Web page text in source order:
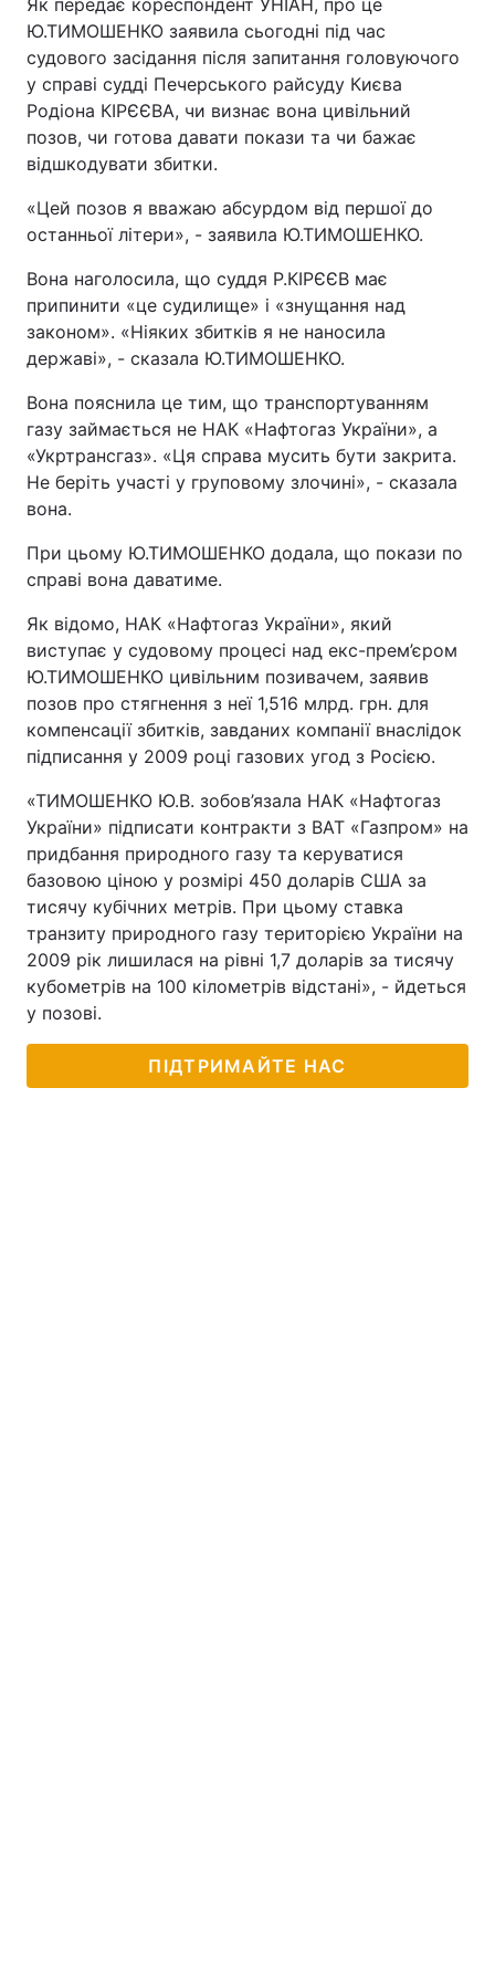
Як передає кореспондент УНІАН, про це
Ю.ТИМОШЕНКО заявила сьогодні під час
судового засідання після запитання головуючого
у справі судді Печерського райсуду Києва
Родіона КІРЄЄВА, чи визнає вона цивільний
позов, чи готова давати покази та чи бажає
відшкодувати збитки.
«Цей позов я вважаю абсурдом від першої до
останньої літери», - заявила Ю.ТИМОШЕНКО.
Вона наголосила, що суддя Р.КІРЄЄВ має
припинити «це судилище» і «знущання над
законом». «Ніяких збитків я не наносила
державі», - сказала Ю.ТИМОШЕНКО.
Вона пояснила це тим, що транспортуванням
газу займається не НАК «Нафтогаз України», а
«Укртрансгаз». «Ця справа мусить бути закрита.
Не беріть участі у груповому злочині», - сказала
вона.
При цьому Ю.ТИМОШЕНКО додала, що покази по
справі вона даватиме.
Як відомо, НАК «Нафтогаз України», який
виступає у судовому процесі над екс-прем’єром
Ю.ТИМОШЕНКО цивільним позивачем, заявив
позов про стягнення з неї 1,516 млрд. грн. для
компенсації збитків, завданих компанії внаслідок
підписання у 2009 році газових угод з Росією.
«ТИМОШЕНКО Ю.В. зобов’язала НАК «Нафтогаз
України» підписати контракти з ВАТ «Газпром» на
придбання природного газу та керуватися
базовою ціною у розмірі 450 доларів США за
тисячу кубічних метрів. При цьому ставка
транзиту природного газу територією України на
2009 рік лишилася на рівні 1,7 доларів за тисячу
кубометрів на 100 кілометрів відстані», - йдеться
у позові.
ПІДТРИМАЙТЕ НАС